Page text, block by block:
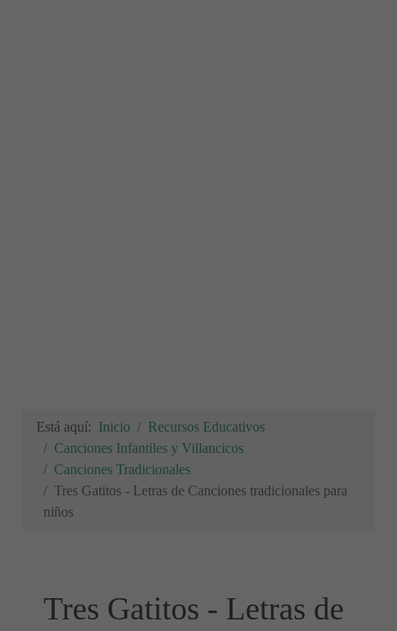
Está aquí: Inicio
Recursos Educativos
Canciones Infantiles y Villancicos
Canciones Tradicionales
Tres Gatitos - Letras de Canciones tradicionales para
niños
Tres Gatitos - Letras de